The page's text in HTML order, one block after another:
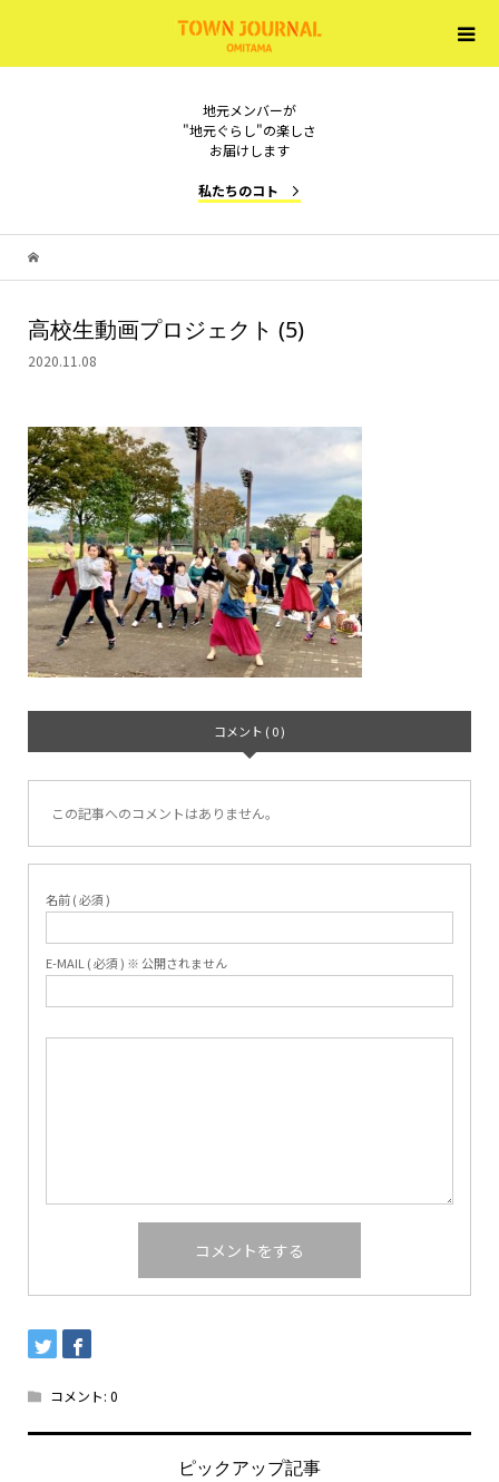
地元メンバーが
"地元ぐらし"の楽しさ
お届けします
私たちのコト
高校生動画プロジェクト (5)
2020.11.08
コメント ( 0 )
この記事へのコメントはありません。
名前 ( 必須 )
E-MAIL ( 必須 ) ※ 公開されません
コメント: 0
ピックアップ記事